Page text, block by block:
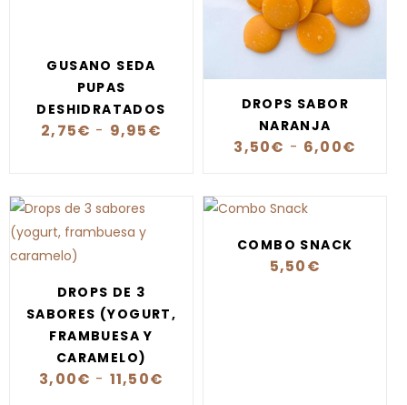
GUSANO SEDA
PUPAS
DESHIDRATADOS
2,75€ - 9,95€
DROPS SABOR
NARANJA
3,50€ - 6,00€
DROPS DE 3
SABORES (YOGURT,
FRAMBUESA Y
CARAMELO)
3,00€ - 11,50€
COMBO SNACK
5,50€